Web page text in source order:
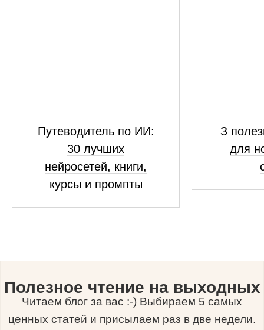
Путеводитель по ИИ:
30 лучших
нейросетей, книги,
курсы и промпты
З
для
Полезное чтение на выходных
Читаем блог за вас :-) Выбираем 5 самых
ценных статей и присылаем раз в две недели.